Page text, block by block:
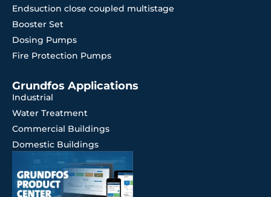
Endsuction close coupled multistage
Booster Set
Dosing Pumps
Fire Protection Pumps
Grundfos Applications
Industrial
Water Treatment
Commercial Buildings
Domestic Buildings